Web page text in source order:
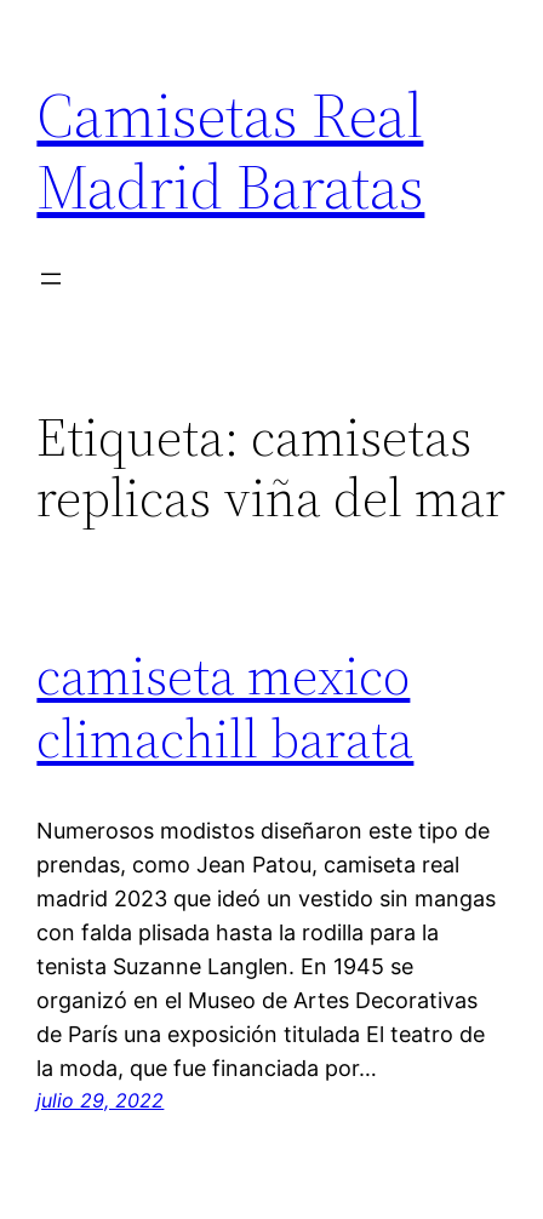
contenido
Camisetas Real
Madrid Baratas
Etiqueta: camisetas
replicas viña del mar
camiseta mexico
climachill barata
Numerosos modistos diseñaron este tipo de
prendas, como Jean Patou, camiseta real
madrid 2023 que ideó un vestido sin mangas
con falda plisada hasta la rodilla para la
tenista Suzanne Langlen. En 1945 se
organizó en el Museo de Artes Decorativas
de París una exposición titulada El teatro de
la moda, que fue financiada por…
julio 29, 2022